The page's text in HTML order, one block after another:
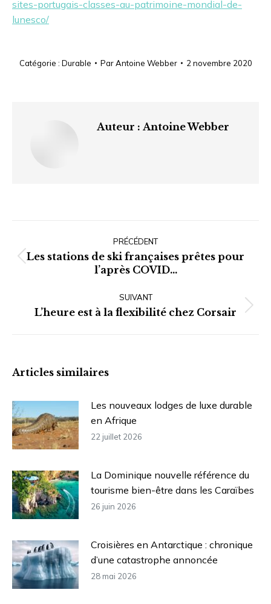
sites-portugais-classes-au-patrimoine-mondial-de-
lunesco/
Catégorie : Durable ParAntoine Webber 2 novembre 2020
Auteur : Antoine Webber
PRÉCÉDENT
Article
précédent
:
Les stations de ski françaises prêtes pour
l’après COVID…
SUIVANT
Article
L’heure est à la flexibilité chez Corsair
Articles similaires
Les nouveaux lodges de luxe durable
en Afrique
22 juillet 2026
La Dominique nouvelle référence du
tourisme bien-être dans les Caraïbes
26 juin 2026
Croisières en Antarctique : chronique
d’une catastrophe annoncée
28 mai 2026